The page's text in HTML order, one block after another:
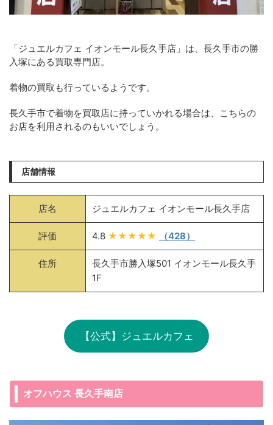
「ジュエルカフェ イオンモール長久手店」は、長久手市の勝
入塚にある買取専門店。
着物の買取も行っているようです。
長久手市で着物を買取店に持っていかれる場合は、こちらの
お店を利用されるのもいいでしょう。
店舗情報
店名 ジュエルカフェ イオンモール長久手店
評価 4.8 ★★★★★ （428）
住所
長久手市勝入塚501 イオンモール長久手
1F
【公式】ジュエルカフェ
オフハウス 長久手南店